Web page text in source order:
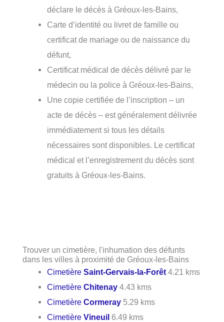
déclare le décès à Gréoux-les-Bains,
Carte d’identité ou livret de famille ou
certificat de mariage ou de naissance du
défunt,
Certificat médical de décès délivré par le
médecin ou la police à Gréoux-les-Bains,
Une copie certifiée de l’inscription – un
acte de décès – est généralement délivrée
immédiatement si tous les détails
nécessaires sont disponibles. Le certificat
médical et l’enregistrement du décès sont
gratuits à Gréoux-les-Bains.
Trouver un cimetière, l'inhumation des défunts
dans les villes à proximité de Gréoux-les-Bains
CimetièreSaint-Gervais-la-Forêt 4.21 kms
CimetièreChitenay 4.43 kms
CimetièreCormeray 5.29 kms
CimetièreVineuil 6.49 kms